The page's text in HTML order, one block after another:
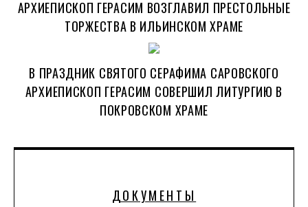
ДОКУМЕНТЫ
АРХИЕПИСКОП ГЕРАСИМ ВОЗГЛАВИЛ ПРЕСТОЛЬНЫЕ
ТОРЖЕСТВА В ИЛЬИНСКОМ ХРАМЕ
В ПРАЗДНИК СВЯТОГО СЕРАФИМА САРОВСКОГО
АРХИЕПИСКОП ГЕРАСИМ СОВЕРШИЛ ЛИТУРГИЮ В
ПОКРОВСКОМ ХРАМЕ